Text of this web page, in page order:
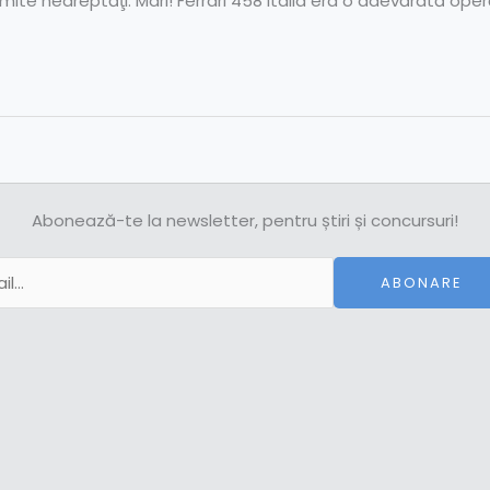
Abonează-te la newsletter, pentru știri și concursuri!
ABONARE